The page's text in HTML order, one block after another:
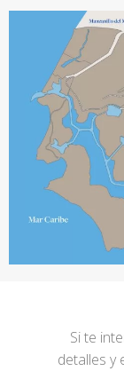
Si te
detalles y